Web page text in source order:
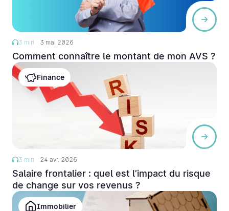
3 min 3 mai 2026
Comment connaître le montant de mon AVS ?
Finance
3 min 24 avr. 2026
Salaire frontalier : quel est l’impact du risque
de change sur vos revenus ?
Immobilier